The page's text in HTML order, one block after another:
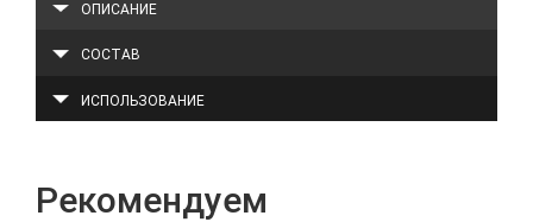
ОПИСАНИЕ
СОСТАВ
ИСПОЛЬЗОВАНИЕ
Рекомендуем